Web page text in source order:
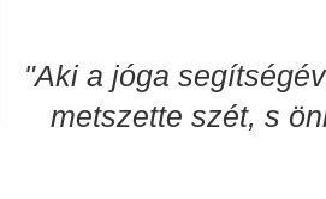
"Aki a jóga
metszette szét, s